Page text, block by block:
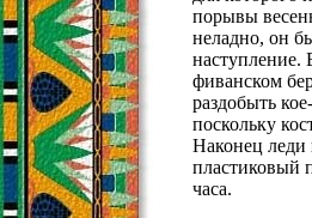
порывы
неладно, он
наступление.
фиванском
раздобыть
поскольку
Наконец леди
пластиковый
часа.